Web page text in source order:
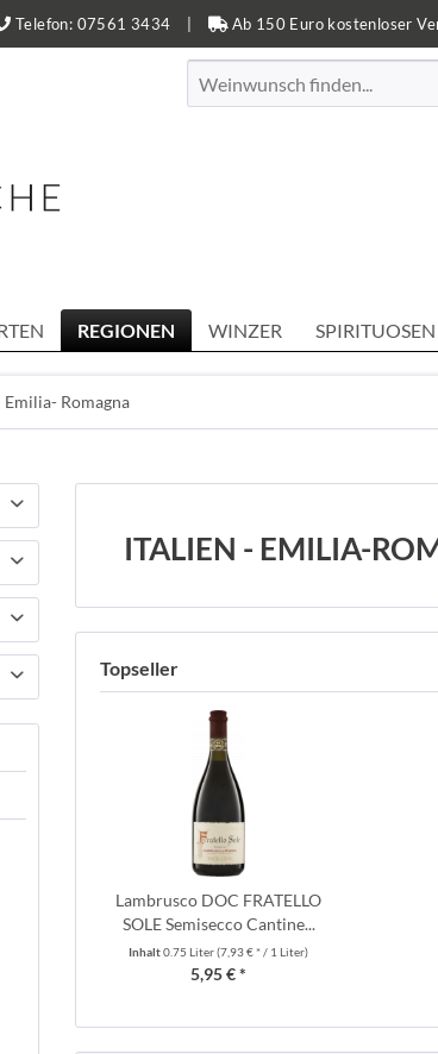
Telefon: 07561 3434 Ab 150 Euro kostenloser
REGIONEN WINZER SPIRITUOSEN
Emilia- Romagna
ITALIEN - EMILIA-
Topseller
Lambrusco DOC FRATELLO
SOLE Semisecco Cantine...
Inhalt0.75 Liter(7,93 € * / 1 Liter)
5,95 € *